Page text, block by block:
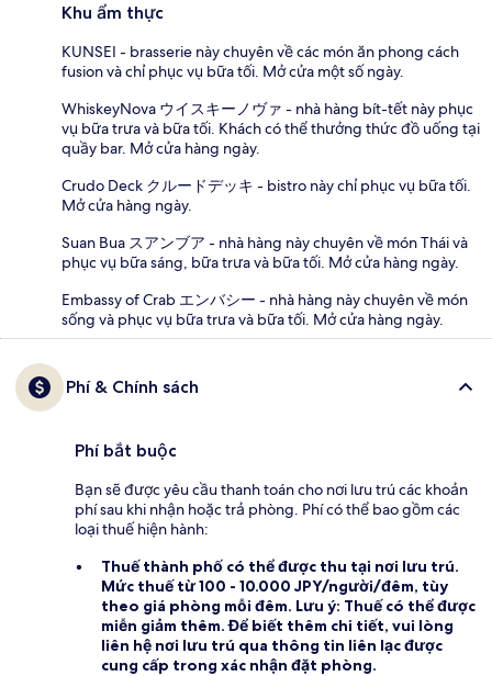
Khu ẩm thực
KUNSEI - brasserie này chuyên về các món ăn phong cách
fusion và chỉ phục vụ bữa tối. Mở cửa một số ngày.
WhiskeyNova ウイスキーノヴァ - nhà hàng bít-tết này phục
vụ bữa trưa và bữa tối. Khách có thể thưởng thức đồ uống tại
quầy bar. Mở cửa hàng ngày.
Crudo Deck クルードデッキ - bistro này chỉ phục vụ bữa tối.
Mở cửa hàng ngày.
Suan Bua スアンブア - nhà hàng này chuyên về món Thái và
phục vụ bữa sáng, bữa trưa và bữa tối. Mở cửa hàng ngày.
Embassy of Crab エンバシー - nhà hàng này chuyên về món
sống và phục vụ bữa trưa và bữa tối. Mở cửa hàng ngày.
Phí & Chính sách
Phí bắt buộc
Bạn sẽ được yêu cầu thanh toán cho nơi lưu trú các khoản
phí sau khi nhận hoặc trả phòng. Phí có thể bao gồm các
loại thuế hiện hành:
Thuế thành phố có thể được thu tại nơi lưu trú.
Mức thuế từ 100 - 10.000 JPY/người/đêm, tùy
theo giá phòng mỗi đêm. Lưu ý: Thuế có thể được
miễn giảm thêm. Để biết thêm chi tiết, vui lòng
liên hệ nơi lưu trú qua thông tin liên lạc được
cung cấp trong xác nhận đặt phòng.